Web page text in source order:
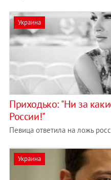
Украина
Приходько: "Ни за
России!"
Певица ответила на ложь
Украина